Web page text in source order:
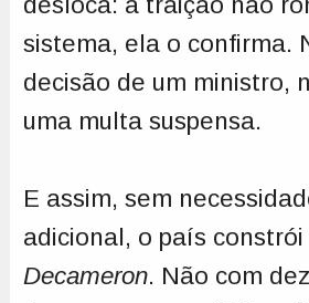
sistema, ela o confirma.
decisão de um ministro,
uma multa suspensa.
E assim, sem
adicional, o país constrói
Decameron. Não com